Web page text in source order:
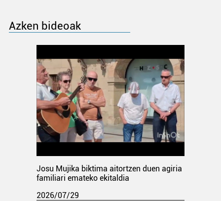
Azken bideoak
Josu Mujika biktima aitortzen duen agiria
familiari emateko ekitaldia
2026/07/29